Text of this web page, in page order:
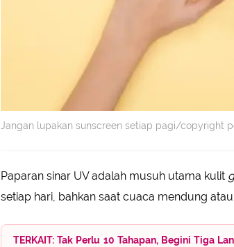
Jangan lupakan sunscreen setiap pagi/copyright
Paparan sinar UV adalah musuh utama kulit
setiap hari, bahkan saat cuaca mendung
TERKAIT: Tak Perlu 10 Tahapan, Begini Tiga